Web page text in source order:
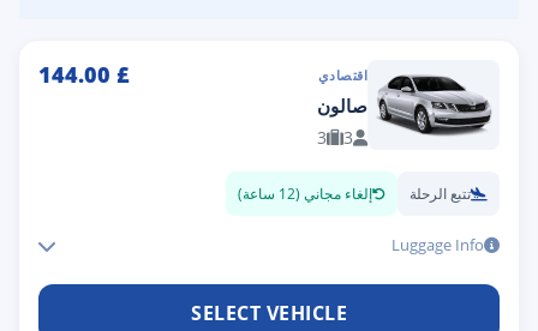
اقتصادي £
144.00
صالون
3
3
تتبع الرحلة إلغاء مجاني (12 ساعة)
Luggage Info
SELECT VEHICLE